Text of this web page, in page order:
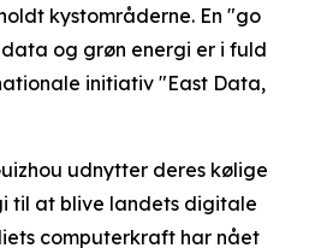
kystområderne. En "go
og grøn energi er i fuld
initiativ "East Data,
udnytter deres kølige
til at blive landets digitale
computerkraft har nået